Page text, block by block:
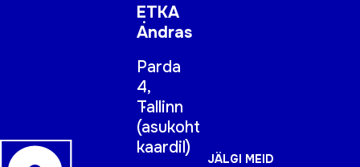
ETKA
Andras
Parda
4,
Tallinn
(asukoht
kaardil)
JÄLGI MEID